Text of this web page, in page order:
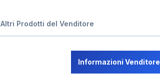
Altri Prodotti del Venditore
Informazioni Venditore